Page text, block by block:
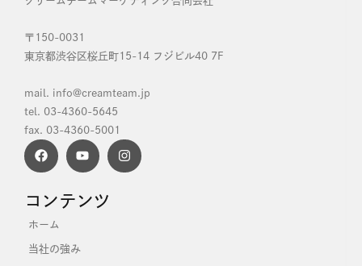
〒150-0031
東京都渋谷区桜丘町15-14 フジビル40 7F
mail. info@creamteam.jp
tel. 03-4360-5645
fax. 03-4360-5001
コンテンツ
ホーム
当社の強み